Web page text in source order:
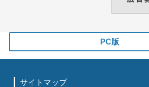
PC版
サイトマップ